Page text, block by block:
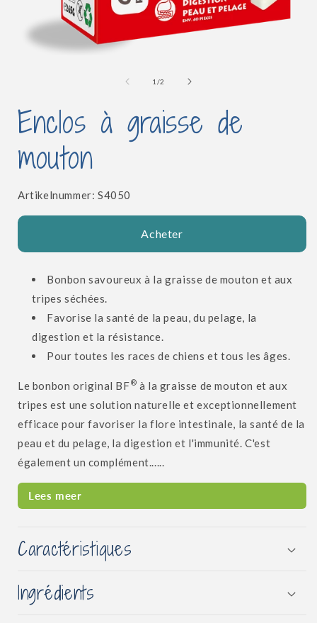
une
fenêtre
modale
1 /de
2
Enclos à graisse de
mouton
Artikelnummer: SKU:
S4050
Acheter
Bonbon savoureux à la graisse de mouton et aux
tripes séchées.
Favorise la santé de la peau, du pelage, la
digestion et la résistance.
Pour toutes les races de chiens et tous les âges.
Le bonbon original BF® à la graisse de mouton et aux
tripes est une solution naturelle et exceptionnellement
efficace pour favoriser la flore intestinale, la santé de la
peau et du pelage, la digestion et l'immunité. C'est
également un complément......
Lees meer
Caractéristiques
Ingrédients